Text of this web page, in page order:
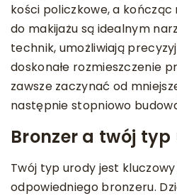
kości policzkowe, a kończąc
do makijażu są idealnym
technik, umożliwiają
doskonałe rozmieszczenie
zawsze zaczynać od
następnie stopniowo
Bronzer a twój
Twój typ urody jest
odpowiedniego bronzeru.